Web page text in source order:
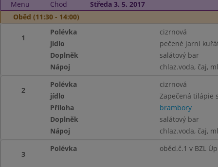
Menu
Chod
Středa 3. 5. 2017
Oběd (11:30 - 14:00)
1
Polévka
cizrnová
jídlo
pečené jarní
Doplněk
salátový bar
Nápoj
chlaz.voda, čaj,
2
Polévka
cizrnová
jídlo
Zapečená tilápie
Příloha
brambory
Doplněk
salátový bar
Nápoj
chlaz.voda, čaj,
3
Polévka oběd.č.1 v BZL